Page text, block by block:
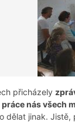
přicházely
práce nás všech
dělat jinak.